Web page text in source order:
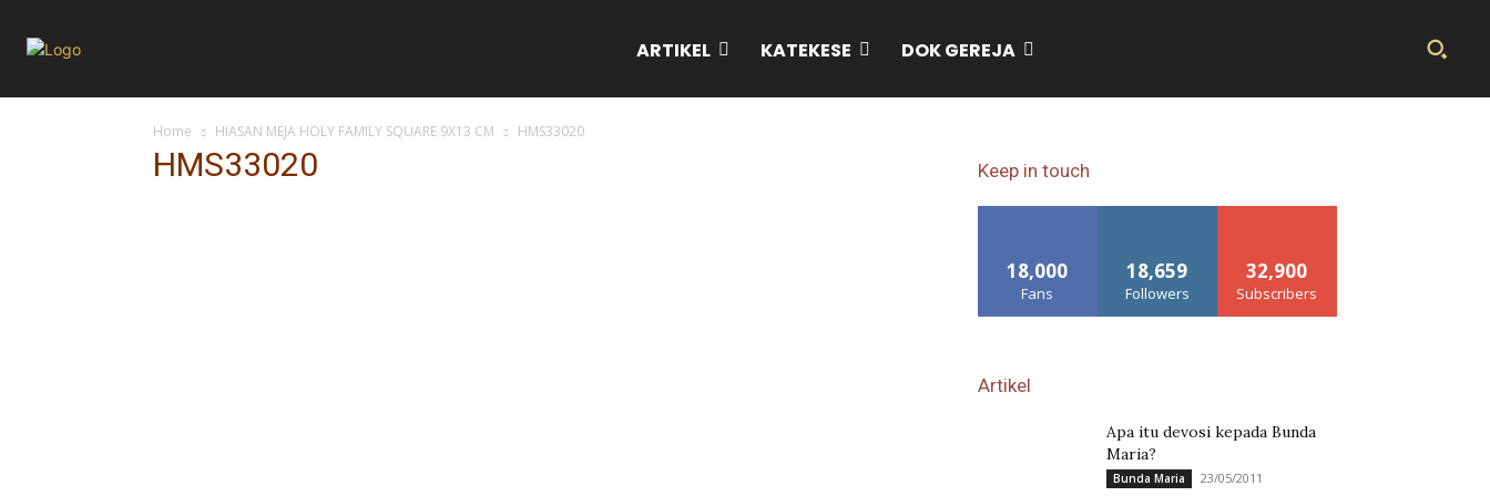
ARTIKEL KATEKESE DOK GEREJA
Home HIASAN MEJA HOLY FAMILY SQUARE 9X13 CM HMS33020
HMS33020 Keep in touch
18,000
Fans
18,659
Followers
32,900
Subscribers
Artikel
Apa itu devosi kepada Bunda
Maria?
Bunda Maria 23/05/2011